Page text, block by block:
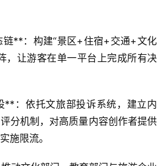
**：构建“景区+住宿+交通+文化
，让游客在单一平台上完成所有决
**：依托文旅部投诉系统，建立内
分机制，对高质量内容创作者提供
施限流。